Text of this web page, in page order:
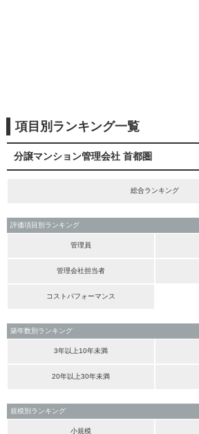
項目別ランキング一覧
分譲マンション管理会社 首都圏
総合ランキング
評価項目別ランキング
管理員
管理会社担当者
コストパフォーマンス
築年数別ランキング
3年以上10年未満
20年以上30年未満
規模別ランキング
小規模